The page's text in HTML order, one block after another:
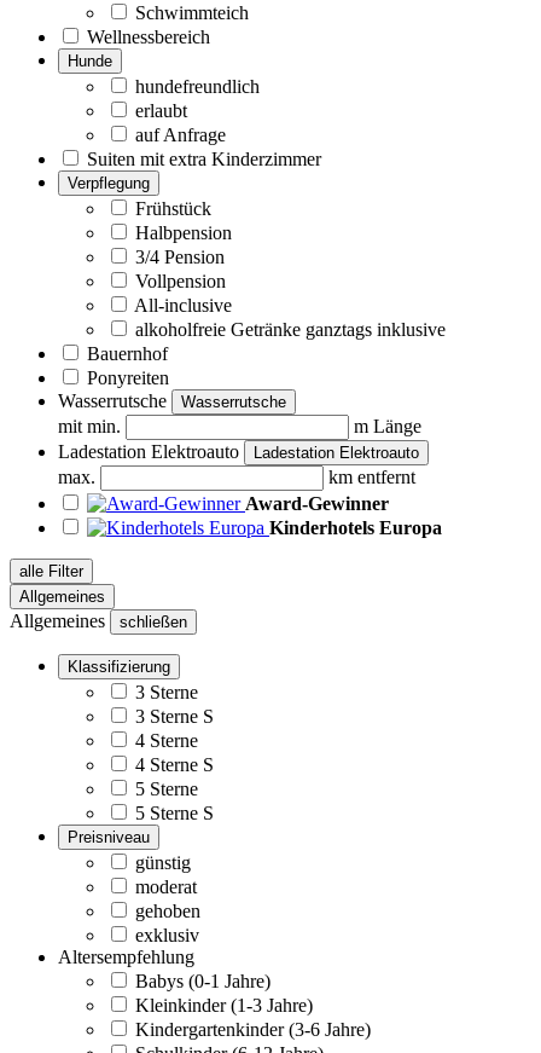
Schwimmteich
Wellnessbereich
Hunde
hundefreundlich
erlaubt
auf Anfrage
Suiten mit extra Kinderzimmer
Verpflegung
Frühstück
Halbpension
3/4 Pension
Vollpension
All-inclusive
alkoholfreie Getränke ganztags inklusive
Bauernhof
Ponyreiten
Wasserrutsche
Wasserrutsche
mit min.
m Länge
Ladestation Elektroauto
Ladestation Elektroauto
max.
km entfernt
Award-Gewinner
Kinderhotels Europa
alle Filter
Allgemeines
Allgemeines schließen
Klassifizierung
3 Sterne
3 Sterne S
4 Sterne
4 Sterne S
5 Sterne
5 Sterne S
Preisniveau
günstig
moderat
gehoben
exklusiv
Altersempfehlung
Babys (0-1 Jahre)
Kleinkinder (1-3 Jahre)
Kindergartenkinder (3-6 Jahre)